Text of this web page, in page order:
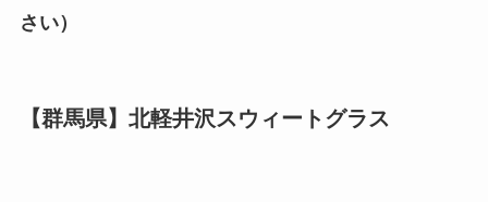
さい）
【群馬県】北軽井沢スウィートグラス